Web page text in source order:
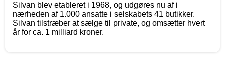
Silvan blev etableret i 1968, og udgøres nu af i
nærheden af 1.000 ansatte i selskabets 41 butikker.
Silvan tilstræber at sælge til private, og omsætter hvert
år for ca. 1 milliard kroner.